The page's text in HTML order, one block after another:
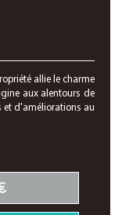
allie le charme
aux alentours de
et d'améliorations au